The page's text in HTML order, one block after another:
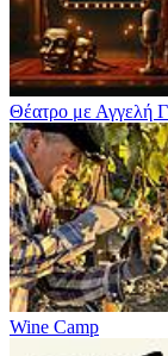
Θέατρο με Αγγελή
Wine Camp